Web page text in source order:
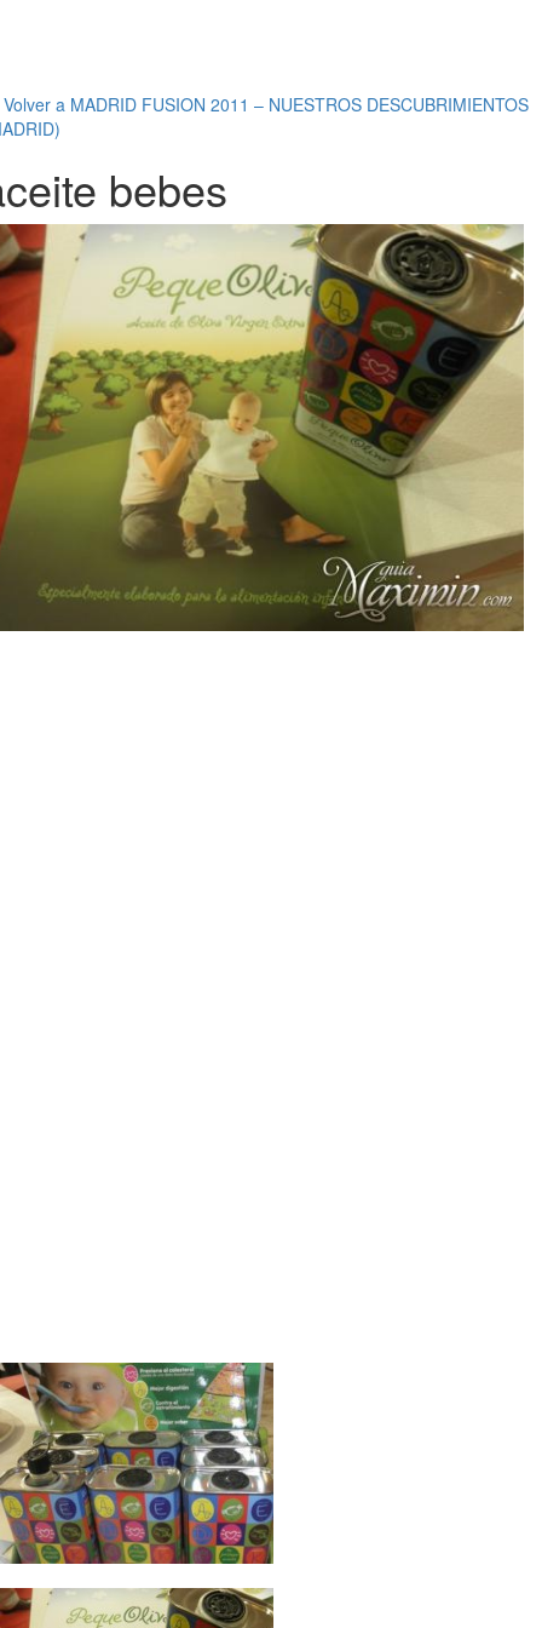
Volver a MADRID FUSION 2011 – NUESTROS DESCUBRIMIENTOS
bebes